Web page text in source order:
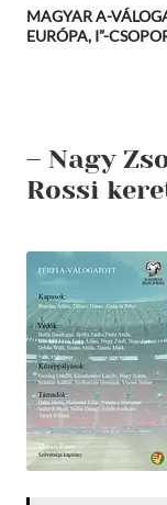
MAGYAR A-
EURÓPA, I”-
– Nagy
Rossi